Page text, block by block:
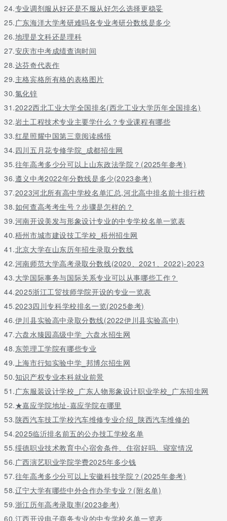
24.专业调剂服从好还是不服从好怎么选择更稳妥
25.广东海洋大学考研难吗各专业考研分数线是多少
26.地理是文科还是理科
27.安庆市中考成绩查询时间
28.达芬奇代表作
29.主格宾格所有格的表格图片
30.氯化锌
31.2022西北工业大学全国排名(西北工业大学历年全国排名)
32.岩土工程技术专业主要学什么？专业课程有哪些
33.红星照耀中国第三章阅读感悟
34.四川五月花专修学院_成都招生网
35.往年高考多少分可以上山东政法学院？(2025年参考)
36.遵义中考2022年分数线是多少(2023参考)
37.2023河北所有高中学校名单汇总,河北高中排名前十排行榜
38.如何查高考考生号？步骤是怎样的？
39.河南开设美发与形象设计专业的中专学校名单一览表
40.梧州市城市建设技工学校_梧州招生网
41.北京大学在山东历年招生录取分数线
42.河南师范大学高考录取分数线(2020、2021、2022)-2023
43.大学国际事务与国际关系专业可以从事哪些工作？
44.2025浙江工贸技师学院开设的专业一览表
45.2023四川专科学校排名一览(2025参考)
46.伊川县实验高中录取分数线(2022伊川县实验高中)
47.六盘水臻园高级中学_六盘水招生网
48.东莞理工学院有哪些专业
49.上海市行知实验中学_邦博尔招生网
50.知识产权专业本科就业前景
51.广东服装设计学校_广东人物形象设计职业学校_广东招生网
52.★嘉应学院地址-嘉应学院在哪里
53.陕西汽车技工学校汽车维修专业介绍_陕西汽车维修的
54.2025临沂排名前五的公办技工学校名单
55.绥德职业技术教育中心宿舍条件、住宿好吗、寝室情况
56.广西演艺职业学院学费2025年多少钱
57.往年高考多少分可以上安徽科技学院？(2025年参考)
58.辽宁大学有哪些中外合作办学专业？(附名单)
59.浙江历年高考录取率(2023参考)
60.江西开设电子商务专业的中专学校名单一览表